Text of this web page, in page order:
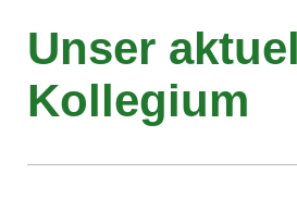
Unser
Kollegium